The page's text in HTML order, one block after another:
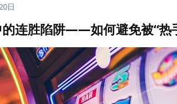
日
的连胜陷阱——如何避免被“热